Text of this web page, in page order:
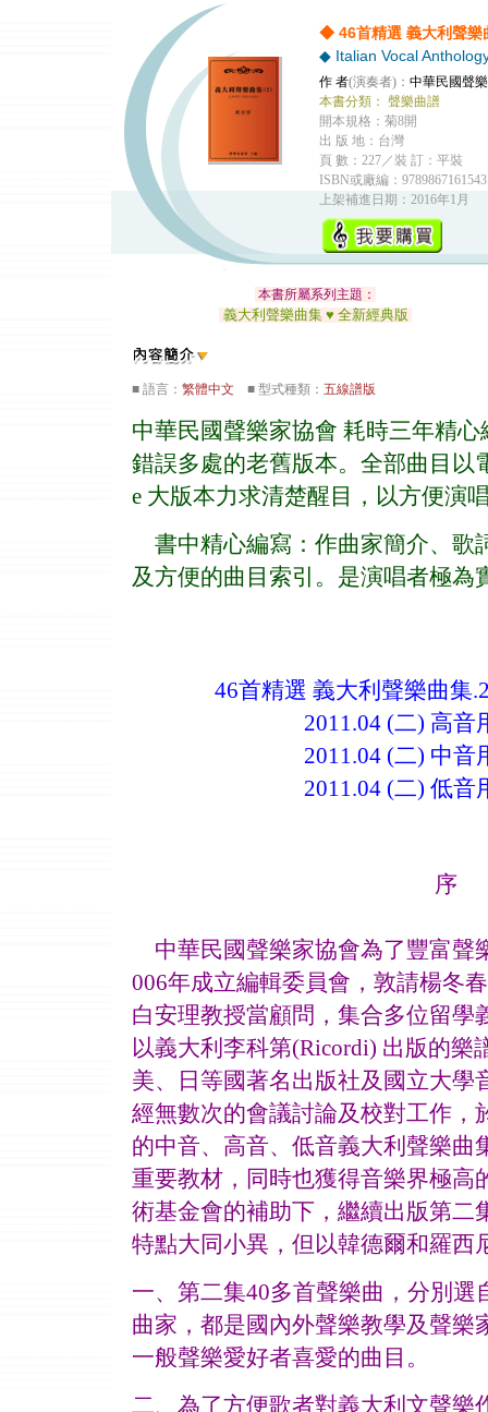
◆ 46首精選 義大利聲樂
◆ Italian Vocal
作 者(演奏者)： 中華民國聲
本書分類： 聲樂曲譜
開本規格：菊8開
出 版 地：台灣
頁 數：227／裝 訂：平裝
ISBN或廠編：9789867161543
上架補進日期：2016年1月
本書所屬系列主題：
義大利聲樂曲集 ♥ 全新經典版
■ 語言： 繁體中文 ■ 型式種類： 五線譜版
中華民國聲樂家協會 耗時三年精
錯誤多處的老舊版本。全部曲目以
e 大版本力求清楚醒目，以方便演
書中精心編寫：作曲家簡介、歌
及方便的曲目索引。是演唱者極為
46首精選 義大利聲樂曲集
2011.04 (二) 高音
2011.04 (二) 中音
2011.04 (二) 低音
序
中華民國聲樂家協會為了豐富聲
006年成立編輯委員會，敦請楊冬
白安理教授當顧問，集合多位留學
以義大利李科第(Ricordi) 出版的樂
美、日等國著名出版社及國立大學
經無數次的會議討論及校對工作，
的中音、高音、低音義大利聲樂曲
重要教材，同時也獲得音樂界極高
術基金會的補助下，繼續出版第二
特點大同小異，但以韓德爾和羅西
一、第二集40多首聲樂曲，分別選
曲家，都是國內外聲樂教學及聲樂
一般聲樂愛好者喜愛的曲目。
二、為了方便歌者對義大利文聲樂